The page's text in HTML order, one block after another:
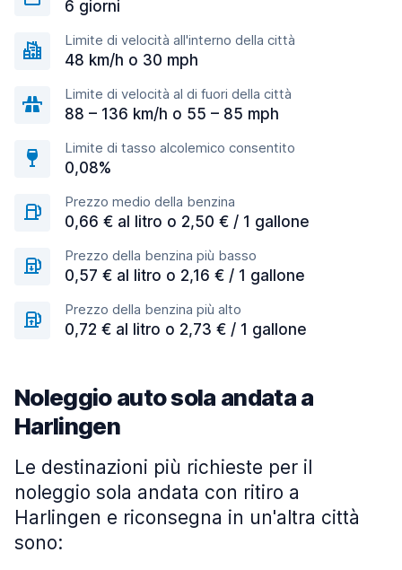
6 giorni
Limite di velocità all'interno della città
48 km/h o 30 mph
Limite di velocità al di fuori della città
88 – 136 km/h o 55 – 85 mph
Limite di tasso alcolemico consentito
0,08%
Prezzo medio della benzina
0,66 € al litro o 2,50 € / 1 gallone
Prezzo della benzina più basso
0,57 € al litro o 2,16 € / 1 gallone
Prezzo della benzina più alto
0,72 € al litro o 2,73 € / 1 gallone
Noleggio auto sola andata a
Harlingen
Le destinazioni più richieste per il
noleggio sola andata con ritiro a
Harlingen e riconsegna in un'altra città
sono: